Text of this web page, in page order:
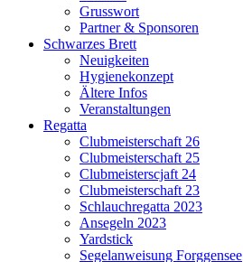
Grusswort
Partner & Sponsoren
Schwarzes Brett
Neuigkeiten
Hygienekonzept
Ältere Infos
Veranstaltungen
Regatta
Clubmeisterschaft 26
Clubmeisterschaft 25
Clubmeisterscjaft 24
Clubmeisterschaft 23
Schlauchregatta 2023
Ansegeln 2023
Yardstick
Segelanweisung Forggensee